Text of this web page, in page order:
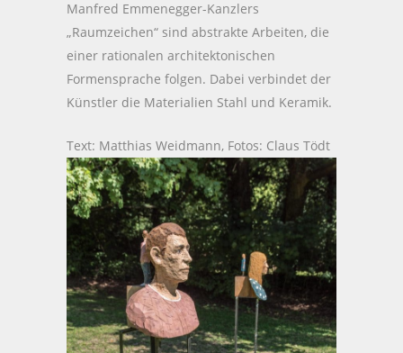
Manfred Emmenegger-Kanzlers
„Raumzeichen“ sind abstrakte Arbeiten, die
einer rationalen architektonischen
Formensprache folgen. Dabei verbindet der
Künstler die Materialien Stahl und Keramik.
Text: Matthias Weidmann, Fotos: Claus Tödt